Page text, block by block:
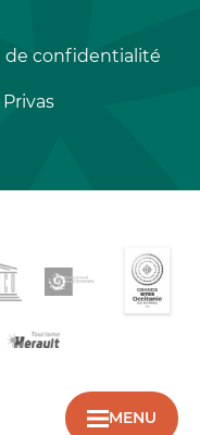
MENU
de confidentialité
Privas